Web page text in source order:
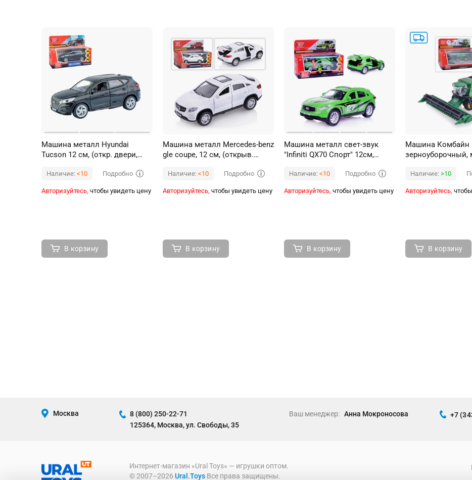
Машина металл Hyundai
Tucson 12 см, (откр. двери,
коробке
Наличие: <10 Подробно
Авторизуйтесь, чтобы увидеть цену
В корзину
Машина металл Mercedes-benz
gle coupe, 12 см, (открыв.
коробке
Наличие: <10 Подробно
Авторизуйтесь, чтобы увидеть цену
В корзину
Машина металл свет-звук
"Infiniti QX70 Спорт" 12см,
Наличие: <10 Подробно
Авторизуйтесь, чтобы увидеть цену
В корзину
Машина Комбайн
зерноуборочный,
коробке
Наличие: >10
Авторизуйтесь,
В корзину
Москва
8 (800) 250-22-71
125364, Москва, ул. Свободы, 35
Ваш менеджер: Анна Мокроносова +7
Интернет-магазин «Ural Toys» ― игрушки оптом.
© 2007–2026 Ural.Toys Все права защищены.